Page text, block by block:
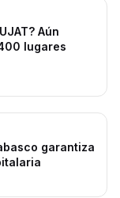
Aún
lugares
garantiza